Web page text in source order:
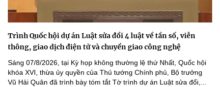
Trình Quốc hội dự án Luật sửa đổi 4 luật về tần số, viễn
thông, giao dịch điện tử và chuyển giao công nghệ
Sáng 07/8/2026, tại Kỳ họp không thường lệ thứ Nhất, Quốc hội
khóa XVI, thừa ủy quyền của Thủ tướng Chính phủ, Bộ trưởng
Vũ Hải Quân đã trình bày tóm tắt Tờ trình dự án Luật sửa đổi,...